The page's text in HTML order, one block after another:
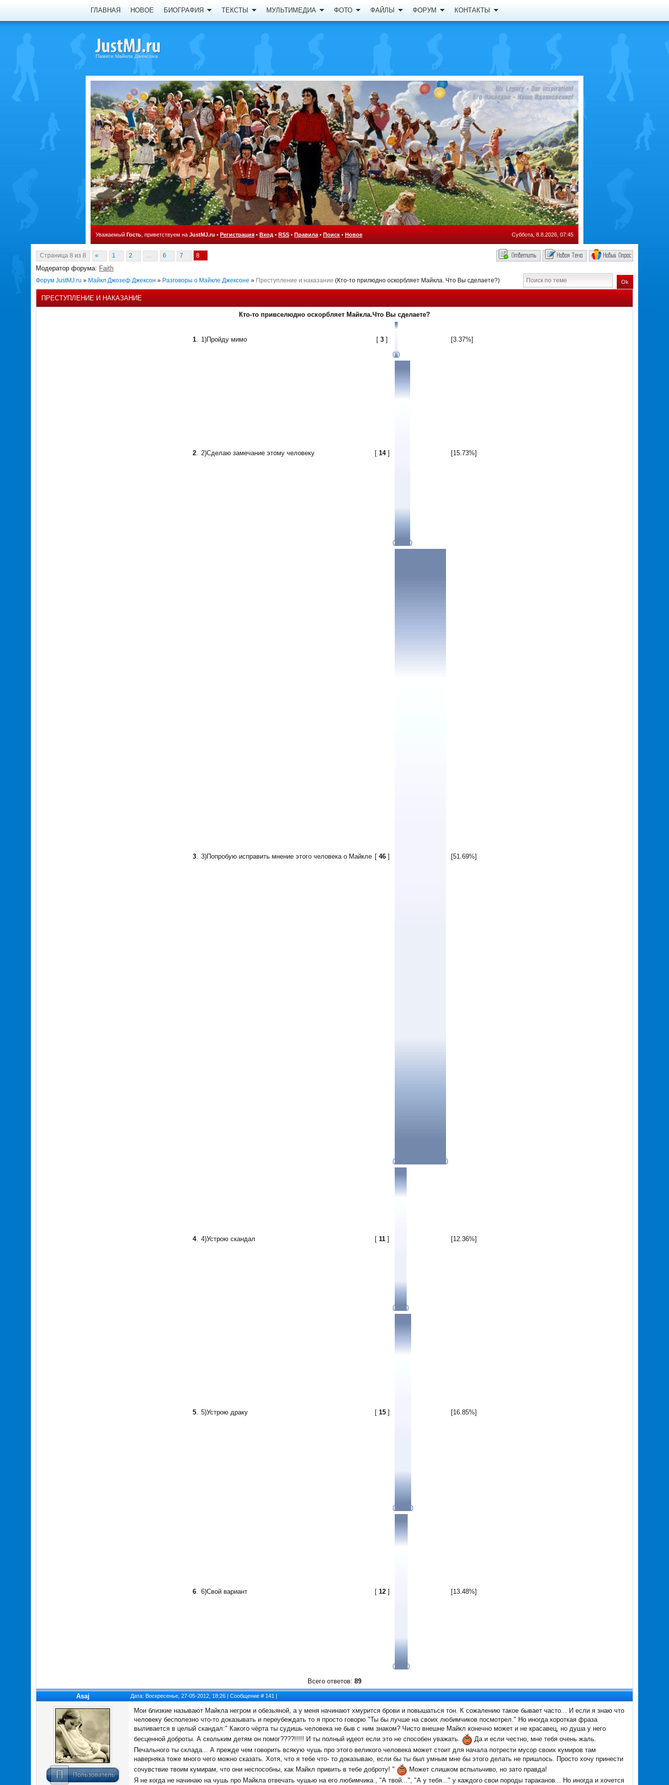
ГЛАВНАЯ НОВОЕ БИОГРАФИЯ ТЕКСТЫ МУЛЬТИМЕДИА ФОТО ФАЙЛЫ ФОРУМ КОНТАКТЫ
Памяти Майкла Джексона
Уважаемый Гость , приветствуем на JustMJ.ru • Регистрация • Вход • RSS • Правила • Поиск • Новое Суббота, 8.8.2026, 07:45
Страница 8 из 8 « 1 2 … 6 7 8
Модератор форума: Faith
Форум JustMJ.ru » Майкл Джозеф Джексон » Разговоры о Майкле Джексоне » Преступление и наказание (Кто-то прилюдно оскорбляет Майкла. Что Вы сделаете?) Ok
ПРЕСТУПЛЕНИЕ И НАКАЗАНИЕ
Кто-то привселюдно оскорбляет Майкла.Что Вы сделаете?
1. 1)Пройду мимо [ 3 ] [3.37%]
2. 2)Сделаю замечание этому человеку [ 14] [15.73%]
3. 3)Попробую исправить мнение этого человека о Майкле [ 46] [51.69%]
4. 4)Устрою скандал [ 11 ] [12.36%]
5. 5)Устрою драку [ 15] [16.85%]
6. 6)Свой вариант [ 12] [13.48%]
Всего ответов: 89
Asaj
Дата: Воскресенье, 27-05-2012, 18:26 | Сообщение # 141 |
Мои близкие называют Майкла негром и обезьяной, а у меня начинают хмурится брови и повышаться тон. К сожалению такое бывает часто... И если я знаю что
человеку бесполезно что-то доказывать и переубеждать то я просто говорю "Ты бы лучше на своих любимчиков посмотрел." Но иногда короткая фраза
выливается в целый скандал:" Какого чёрта ты судишь человека не быв с ним знаком? Чисто внешне Майкл конечно может и не красавец, но душа у него
бесценной доброты. А скольким детям он помог????!!!!! И ты полный идеот если это не способен уважать.
Да и если честно, мне тебя очень жаль.
Печального ты склада... А прежде чем говорить всякую чушь про этого великого человека может стоит для начала потрести мусор своих кумиров там
наверняка тоже много чего можно сказать. Хотя, что я тебе что- то доказываю, если бы ты был умным мне бы этого делать не пришлось. Просто хочу принести
сочувствие твоим кумирам, что они неспособны, как Майкл привить в тебе доброту! "
Может слишком вспыльчиво, но зато правда!
Я не когда не начинаю на чушь про Майкла отвечать чушью на его любимчика , "А твой...", "А у тебя..." у каждого свои породы тараканов... Но иногда и хочется